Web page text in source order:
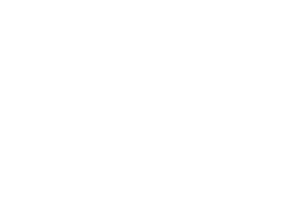
korszerű, ingyenes
utcai tagintézménye kiváló
egész területéről.